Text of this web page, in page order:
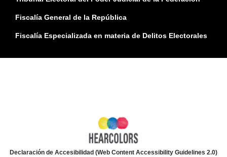
Fiscalía General de la República
Fiscalía Especializada en materia de Delitos Electorales
Declaración de Accesibilidad (Web Content Accessibility Guidelines 2.0)